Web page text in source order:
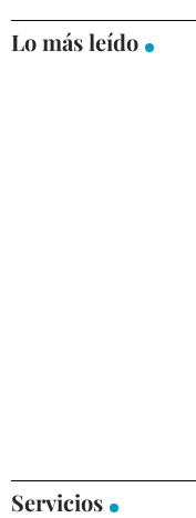
Lo más leído
Servicios